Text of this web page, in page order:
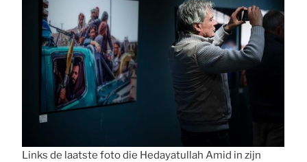
Links de laatste foto die Hedayatullah Amid in zijn